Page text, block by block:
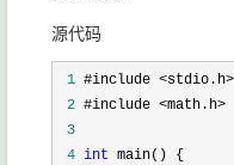
源代码
1
2
3
4 int